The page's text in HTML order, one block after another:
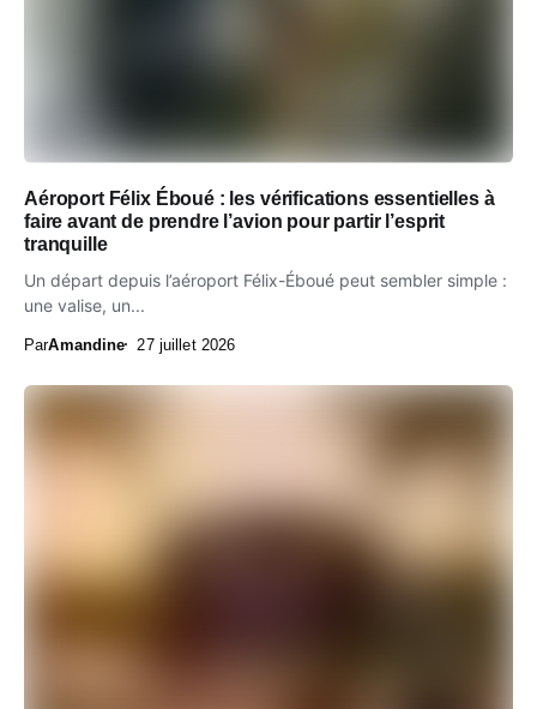
Aéroport Félix Éboué : les vérifications essentielles à
faire avant de prendre l’avion pour partir l’esprit
tranquille
Un départ depuis l’aéroport Félix-Éboué peut sembler simple :
une valise, un...
ParAmandine 27 juillet 2026